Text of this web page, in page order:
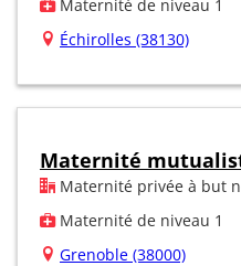
Maternité de niveau 1
Échirolles (38130)
Maternité
Maternité privée à but
Maternité de niveau 1
Grenoble (38000)